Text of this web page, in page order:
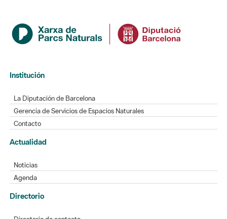
Institución
La Diputación de Barcelona
Gerencia de Servicios de Espacios Naturales
Contacto
Actualidad
Noticias
Agenda
Directorio